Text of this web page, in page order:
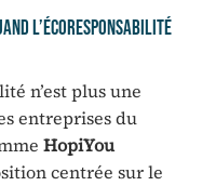
l’écoresponsabilité
n’est plus une
entreprises du
HopiYou
centrée sur le